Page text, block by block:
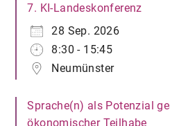
7. KI-Landeskonferenz
28 Sep. 2026
8:30 - 15:45
Neumünster
Sprache(n) als Potenzial
ökonomischer Teilhabe